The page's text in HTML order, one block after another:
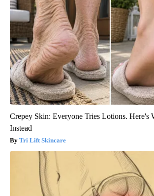
Crepey Skin: Everyone Tries Lotions. Here's
Instead
Tri Lift Skincare